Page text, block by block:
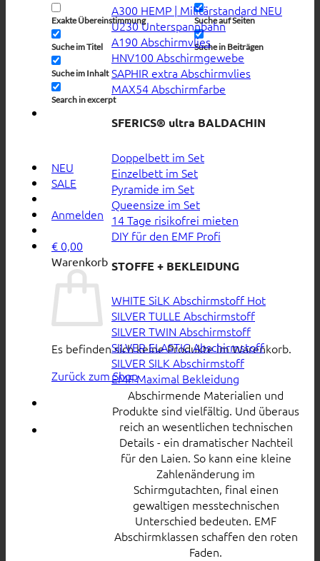
Exakte Übereinstimmung
Suche im Titel
Suche im Inhalt
Search in excerpt
Suche auf Seiten
Suche in Beiträgen
NEU
SALE
Anmelden
€ 0,00
Warenkorb
Es befinden sich keine Produkte im Warenkorb.
Zurück zum Shop
A300 HEMP | Militärstandard
U230 Unterspannbahn
A190 Abschirmvlies
HNV100 Abschirmgewebe
SAPHIR extra Abschirmvlies
MAX54 Abschirmfarbe
SFERICS® ultra BALDACHIN
Doppelbett im Set
Einzelbett im Set
Pyramide im Set
Queensize im Set
14 Tage risikofrei mieten
DIY für den EMF Profi
STOFFE + BEKLEIDUNG
WHITE SiLK Abschirmstoff
SILVER TULLE Abschirmstoff
SILVER TWIN Abschirmstoff
SILVER ELASTIC Abschirmstoff
SILVER SILK Abschirmstoff
EMF Maximal Bekleidung
Abschirmende Materialien und
Produkte sind vielfältig. Und überaus
reich an wesentlichen technischen
Details - ein dramatischer Nachteil
für den Laien. So kann eine kleine
Zahlenänderung im
Schirmgutachten, final einen
gewaltigen messtechnischen
Unterschied bedeuten. EMF
Abschirmklassen schaffen den roten
Faden.